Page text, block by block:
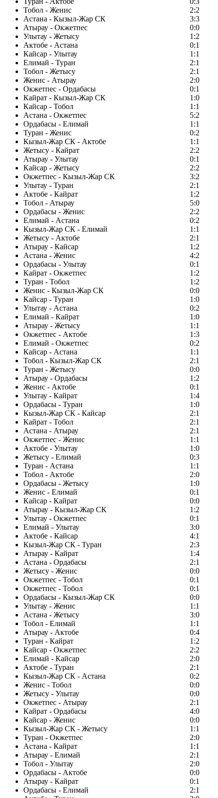
Тобол - Женис
2:2
Астана - Кызыл-Жар СК
3:3
Атырау - Окжетпес
0:0
Улытау - Жетысу
1:2
Актобе - Астана
0:1
Кайсар - Улытау
1:1
Елимай - Туран
2:1
Тобол - Жетысу
2:1
Женис - Атырау
2:0
Окжетпес - Ордабасы
0:1
Кайрат - Кызыл-Жар СК
1:0
Кайсар - Тобол
1:1
Астана - Окжетпес
5:2
Ордабасы - Елимай
1:1
Туран - Женис
0:2
Кызыл-Жар СК - Актобе
1:1
Жетысу - Кайрат
2:2
Атырау - Улытау
0:1
Кайсар - Жетысу
2:2
Окжетпес - Кызыл-Жар СК
3:2
Улытау - Туран
2:1
Актобе - Кайрат
1:2
Тобол - Атырау
5:0
Ордабасы - Женис
2:2
Елимай - Астана
0:2
Кызыл-Жар СК - Елимай
1:1
Жетысу - Актобе
2:1
Атырау - Кайсар
1:2
Астана - Женис
4:2
Ордабасы - Улытау
0:1
Кайрат - Окжетпес
1:2
Туран - Тобол
1:2
Женис - Кызыл-Жар СК
0:0
Кайсар - Туран
1:0
Улытау - Астана
0:2
Елимай - Кайрат
1:0
Атырау - Жетысу
1:1
Окжетпес - Актобе
1:3
Елимай - Окжетпес
0:2
Кайсар - Астана
1:1
Тобол - Кызыл-Жар СК
2:1
Туран - Жетысу
0:0
Атырау - Ордабасы
1:2
Женис - Актобе
0:1
Улытау - Кайрат
1:4
Ордабасы - Туран
1:0
Кызыл-Жар СК - Кайсар
2:1
Кайрат - Тобол
2:1
Астана - Атырау
2:1
Окжетпес - Женис
1:1
Актобе - Улытау
1:0
Жетысу - Елимай
0:3
Туран - Астана
1:1
Тобол - Актобе
2:0
Ордабасы - Жетысу
1:0
Женис - Елимай
0:1
Кайсар - Кайрат
0:0
Атырау - Кызыл-Жар СК
1:2
Улытау - Окжетпес
0:1
Елимай - Улытау
3:0
Актобе - Кайсар
4:1
Кызыл-Жар СК - Туран
2:3
Атырау - Кайрат
1:4
Астана - Ордабасы
2:1
Жетысу - Женис
0:0
Окжетпес - Тобол
0:1
Окжетпес - Тобол
0:1
Ордабасы - Кызыл-Жар СК
0:0
Улытау - Женис
1:1
Астана - Жетысу
3:0
Тобол - Елимай
1:1
Атырау - Актобе
0:4
Туран - Кайрат
1:2
Кайсар - Окжетпес
2:2
Елимай - Кайсар
2:0
Актобе - Туран
2:1
Кызыл-Жар СК - Астана
0:2
Женис - Тобол
0:0
Жетысу - Улытау
0:0
Окжетпес - Атырау
2:1
Кайрат - Ордабасы
4:0
Кайсар - Женис
0:0
Кызыл-Жар СК - Жетысу
1:1
Туран - Окжетпес
2:0
Астана - Кайрат
1:1
Атырау - Елимай
2:1
Тобол - Улытау
2:0
Ордабасы - Актобе
0:0
Атырау - Кайрат
0:1
Ордабасы - Елимай
2:1